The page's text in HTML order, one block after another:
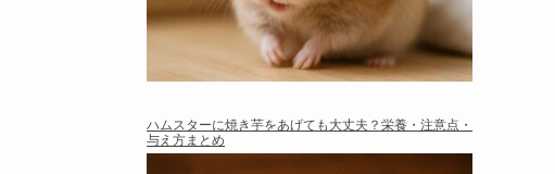
ハムスターに焼き芋をあげても大丈夫？栄養・注意点・
与え方まとめ